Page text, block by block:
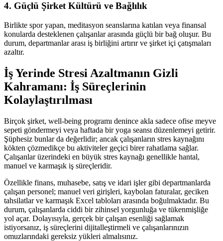
4. Güçlü Şirket Kültürü ve Bağlılık
Birlikte spor yapan, meditasyon seanslarına katılan veya finansal
konularda desteklenen çalışanlar arasında güçlü bir bağ oluşur. Bu
durum, departmanlar arası iş birliğini artırır ve şirket içi çatışmaları
azaltır.
İş Yerinde Stresi Azaltmanın Gizli
Kahramanı: İş Süreçlerinin
Kolaylaştırılması
Birçok şirket, well-being programı denince akla sadece ofise meyve
sepeti göndermeyi veya haftada bir yoga seansı düzenlemeyi getirir.
Şüphesiz bunlar da değerlidir; ancak çalışanların stres kaynağını
kökten çözmedikçe bu aktiviteler geçici birer rahatlama sağlar.
Çalışanlar üzerindeki en büyük stres kaynağı genellikle hantal,
manuel ve karmaşık iş süreçleridir.
Özellikle finans, muhasebe, satış ve idari işler gibi departmanlarda
çalışan personel; manuel veri girişleri, kaybolan faturalar, geciken
tahsilatlar ve karmaşık Excel tabloları arasında boğulmaktadır. Bu
durum, çalışanlarda ciddi bir zihinsel yorgunluğa ve tükenmişliğe
yol açar. Dolayısıyla, gerçek bir çalışan esenliği sağlamak
istiyorsanız, iş süreçlerini dijitalleştirmeli ve çalışanlarınızın
omuzlarındaki gereksiz yükleri almalısınız.